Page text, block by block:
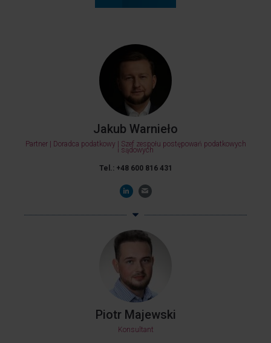
Jakub Warnieło
Partner | Doradca podatkowy | Szef zespołu postępowań podatkowych
i sądowych
Tel.: +48 600 816 431
Piotr Majewski
Konsultant